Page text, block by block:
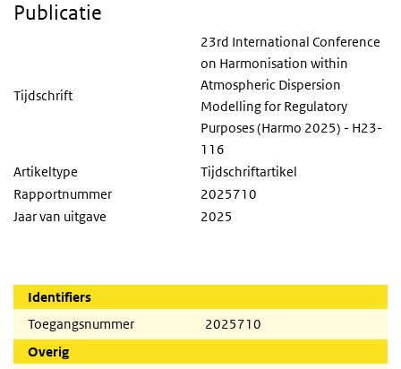
Identifiers
Toegangsnummer
2025710
Overig
Publicatie
Tijdschrift
23rd International Conference
on Harmonisation within
Atmospheric Dispersion
Modelling for Regulatory
Purposes (Harmo 2025) - H23-
116
Artikeltype
Tijdschriftartikel
Rapportnummer
2025710
Jaar van uitgave
2025